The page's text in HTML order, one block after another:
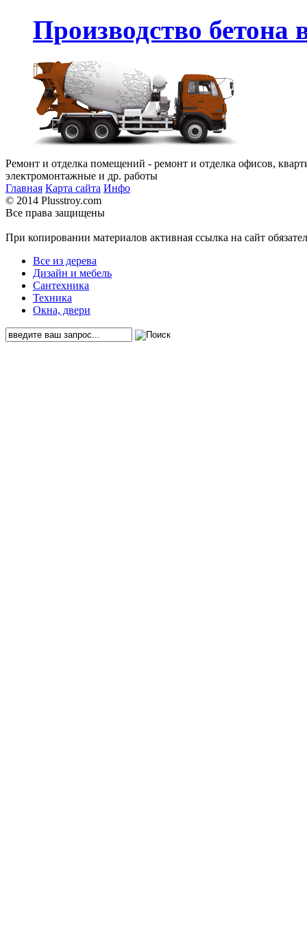
Производство бетона
Ремонт и отделка помещений - ремонт и отделка офисов,
электромонтажные и др. работы
Главная Карта сайта Инфо
© 2014 Plusstroy.com
Все права защищены
При копировании материалов активная ссылка на сайт
Все из дерева
Дизайн и мебель
Сантехника
Техника
Окна, двери